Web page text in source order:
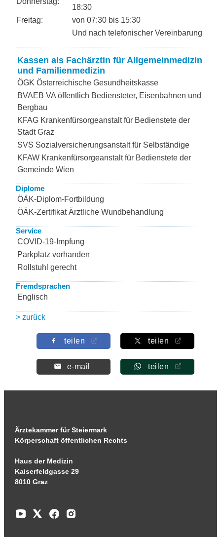
18:30
Freitag:
von 07:30 bis 15:30
Und nach telefonischer Vereinbarung
Kassen als Fachärztin für Allgemeinmedizin
und Familienmedizin
ÖGK Österreichische Gesundheitskasse
BVAEB VA öffentlich Bediensteter, Eisenbahnen und
Bergbau
KFAG Krankenfürsorgeanstalt für Bedienstete der
Stadt Graz
SVS Sozialversicherungsanstalt für Selbständige
KFAW Krankenfürsorgeanstalt für Bedienstete der
Gemeinde Wien
Diplome
ÖÄK-Diplom-Fortbildung
ÖÄK-Zertifikat Ärztliche Wundbehandlung
Service
COVID-19-Impfung
Parkplatz vorhanden
Rollstuhl gerecht
Fremdsprachen
Englisch
> zurück
teilen teilen
e-mail teilen
Ärztekammer für Steiermark
Körperschaft öffentlichen Rechts
Haus der Medizin
Kaiserfeldgasse 29
8010 Graz